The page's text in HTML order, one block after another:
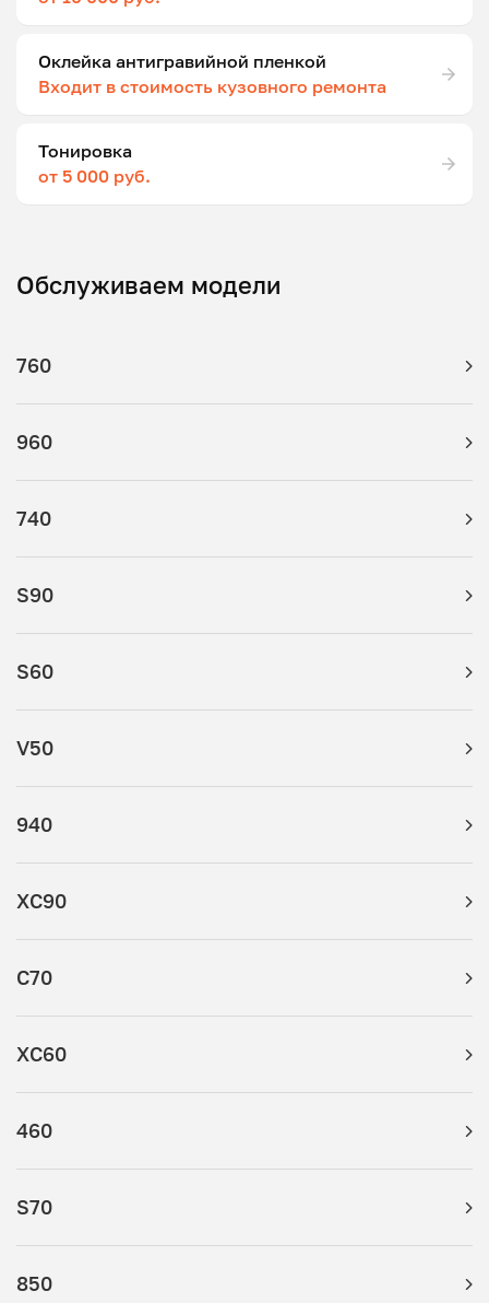
Оклейка антигравийной пленкой
Входит в стоимость кузовного ремонта
Тонировка
от 5 000 руб.
Обслуживаем модели
760
960
740
S90
S60
V50
940
XC90
C70
XC60
460
S70
850